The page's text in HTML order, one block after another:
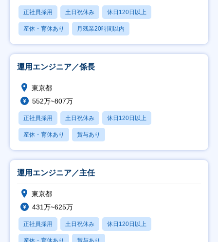
正社員採用 土日祝休み 休日120日以上
産休・育休あり 月残業20時間以内
運用エンジニア／係長
東京都
552万~807万
正社員採用 土日祝休み 休日120日以上
産休・育休あり 賞与あり
運用エンジニア／主任
東京都
431万~625万
正社員採用 土日祝休み 休日120日以上
産休・育休あり 賞与あり